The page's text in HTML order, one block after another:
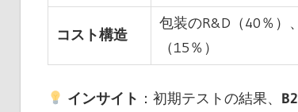
コスト構造
包装のR&D（40％）
（15％）
インサイト ：初期テストの結果、